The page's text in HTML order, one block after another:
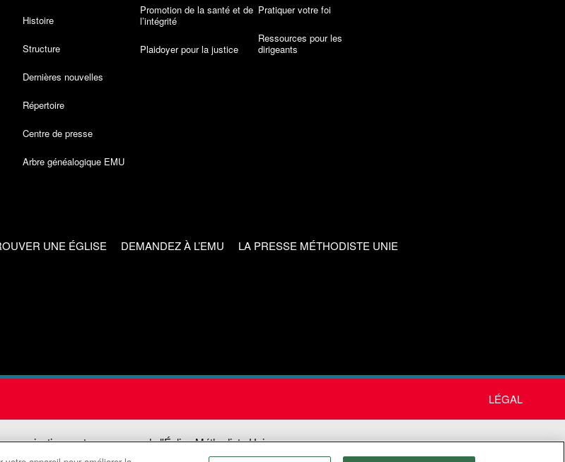
Histoire
Structure
Dernières nouvelles
Répertoire
Centre de presse
Arbre généalogique EMU
Promotion de la santé et de
l’intégrité
Plaidoyer pour la justice
Pratiquer votre foi
Ressources pour les
dirigeants
UNE ÉGLISE DEMANDEZ À L’EMU LA PRESSE MÉTHODISTE UNIE
LÉGAL
est une agence de l'Église Méthodiste Unie